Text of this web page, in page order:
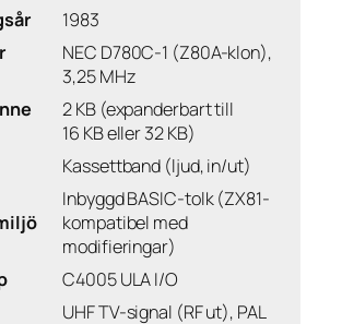
1983
NEC D780C-1 (Z80A-klon),
3,25 MHz
2 KB (expanderbart till
16 KB eller 32 KB)
Kassettband (ljud, in/ut)
Inbyggd BASIC-tolk (ZX81-
kompatibel med
modifieringar)
C4005 ULA I/O
UHF TV-signal (RF ut), PAL